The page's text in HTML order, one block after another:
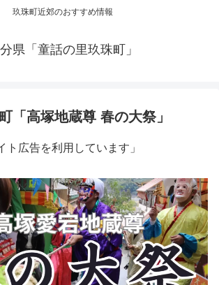
玖珠町近郊のおすすめ情報
県「童話の里玖珠町」
「高塚地蔵尊 春の大祭」
ト広告を利用しています」